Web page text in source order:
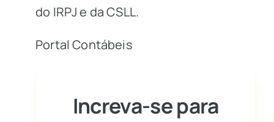
do IRPJe daCSLL.
Portal Contábeis
Increva-se para